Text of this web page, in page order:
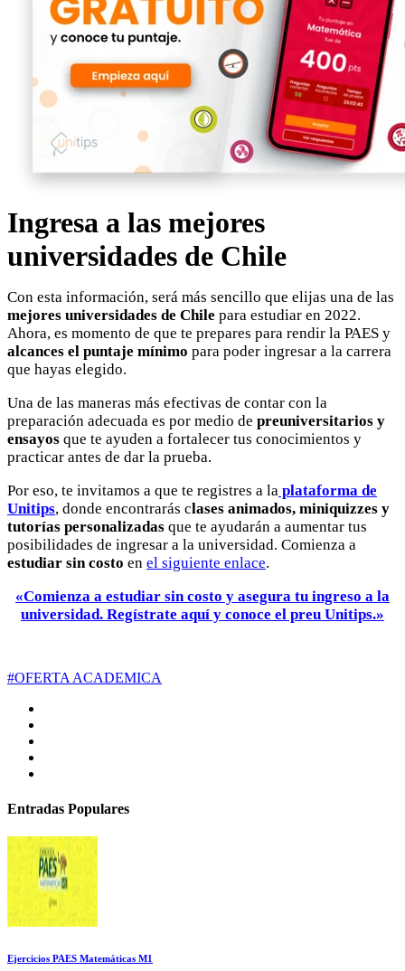
Ingresa a las mejores
universidades de Chile
Con esta información, será más sencillo que elijas una de las
mejores universidades de Chile para estudiar en 2022.
Ahora, es momento de que te prepares para rendir la PAES y
alcances el puntaje mínimo para poder ingresar a la carrera
que hayas elegido.
Una de las maneras más efectivas de contar con la
preparación adecuada es por medio de preuniversitarios y
ensayos que te ayuden a fortalecer tus conocimientos y
practicar antes de dar la prueba.
Por eso, te invitamos a que te registres a la plataforma de
Unitips, donde encontrarás clases animados, miniquizzes y
tutorías personalizadas que te ayudarán a aumentar tus
posibilidades de ingresar a la universidad. Comienza a
estudiar sin costo en el siguiente enlace.
«Comienza a estudiar sin costo y asegura tu ingreso a la
universidad. Regístrate aquí y conoce el preu Unitips.»
#OFERTA ACADEMICA
Entradas Populares
Ejercicios PAES Matemáticas M1